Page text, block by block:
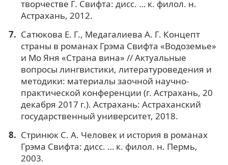
творчестве Г. Свифта: дисс. … к. филол. н.
Астрахань, 2012.
Сатюкова Е. Г., Медагалиева А. Г. Концепт
страны в романах Грэма Свифта «Водоземье»
и Мо Яня «Страна вина» // Актуальные
вопросы лингвистики, литературоведения и
методики: материалы заочной научно-
практической конференции (г. Астрахань, 20
декабря 2017 г.). Астрахань: Астраханский
государственный университет, 2018.
Стринюк С. А. Человек и история в романах
Грэма Свифта: дисс. … к. филол. н. Пермь,
2003.